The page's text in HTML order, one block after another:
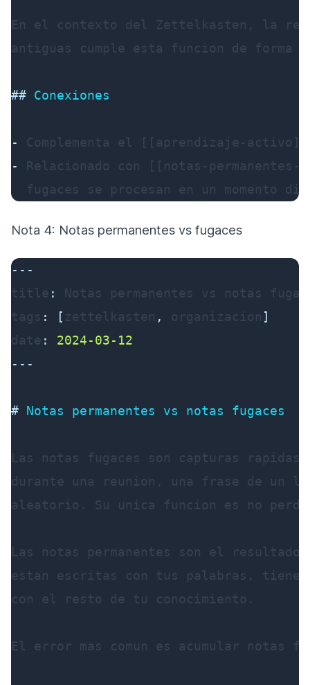
En el contexto del Zettelkasten, la
antiguas cumple esta funcion de forma
## Conexiones
-
-
Relacionado con [[notas-
fugaces se procesan en un momento
Nota 4: Notas permanentes vs fugaces
---
title :
tags : [ zettelkasten , organizacion ]
date :
2024-03-12
---
# Notas permanentes vs notas fugaces
Las notas fugaces son capturas
durante una reunion, una frase de un
aleatorio. Su unica funcion es no
Las notas permanentes son el
estan escritas con tus palabras,
con el resto de tu conocimiento.
El error mas comun es acumular notas